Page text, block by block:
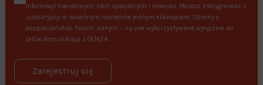
informacji handlowych, ofert specjalnych i nowości. Możesz zrezygnować z
subskrypcji w dowolnym momencie jednym kliknięciem. Dbamy o
bezpieczeństwo Twoich danych – są one wykorzystywane wyłącznie do
celów komunikacji z OEM24.
Zarejestruj się